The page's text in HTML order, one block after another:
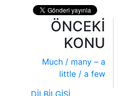
ÖNCEKİ
KONU
Much / many – a
little / a few
DİLBİLGİSİ